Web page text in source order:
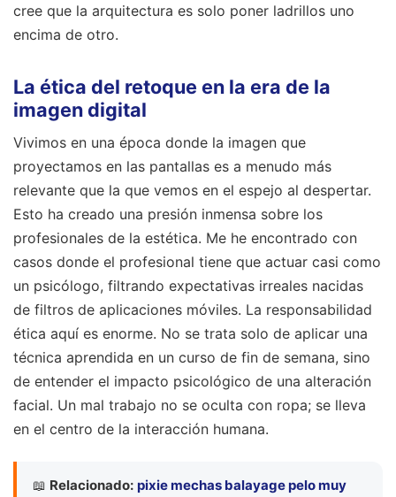
cree que la arquitectura es solo poner ladrillos uno
encima de otro.
La ética del retoque en la era de la
imagen digital
Vivimos en una época donde la imagen que
proyectamos en las pantallas es a menudo más
relevante que la que vemos en el espejo al despertar.
Esto ha creado una presión inmensa sobre los
profesionales de la estética. Me he encontrado con
casos donde el profesional tiene que actuar casi como
un psicólogo, filtrando expectativas irreales nacidas
de filtros de aplicaciones móviles. La responsabilidad
ética aquí es enorme. No se trata solo de aplicar una
técnica aprendida en un curso de fin de semana, sino
de entender el impacto psicológico de una alteración
facial. Un mal trabajo no se oculta con ropa; se lleva
en el centro de la interacción humana.
📖 Relacionado: pixie mechas balayage pelo muy